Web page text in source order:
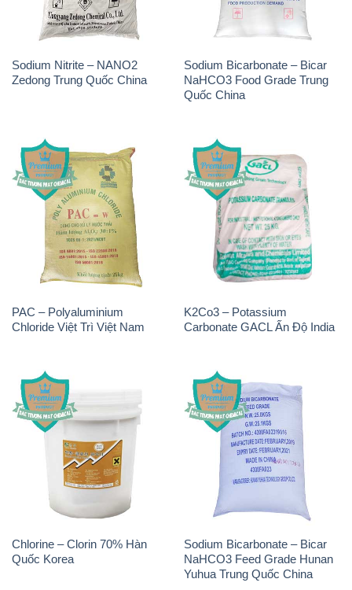
Sodium Nitrite – NANO2
Zedong Trung Quốc China
Sodium Bicarbonate – Bicar
NaHCO3 Food Grade Trung
Quốc China
PAC – Polyaluminium
Chloride Việt Trì Việt Nam
K2Co3 – Potassium
Carbonate GACL Ấn Độ India
Chlorine – Clorin 70% Hàn
Quốc Korea
Sodium Bicarbonate – Bicar
NaHCO3 Feed Grade Hunan
Yuhua Trung Quốc China